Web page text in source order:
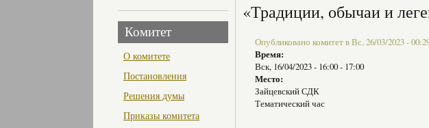
Комитет
О комитете
Постановления
Решения думы
Приказы комитета
«Традиции, обычаи и
Опубликовано комитет в Вс, 26/03/2023 -
Время:
Вск, 16/04/2023 - 16:00- 17:00
Место:
Зайцевский СДК
Тематический час